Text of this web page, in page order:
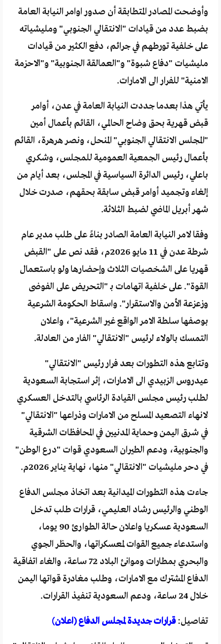
وأوضحت المصادر المتطابقة أن صدور اوامر النيابة العامة
بضبط عدد من قيادات "الانتقالي الجنوبي" ومليشياته
على خلفية تورطهم في جرائم، دفع الكثير من قيادات
مليشيات "دفاع شبوة" و"العمالقة الجنوبية" و"الاحزمة
الامنية" للفرار الى الامارات.
يأتي هذا بعدما جددت النيابة العامة في عدن، أوامر
قبض قهرية بحق وضاح الحالمي، القائم بأعمال أمين
"المجلس الانتقالي الجنوبي" المنحل، ونصر هرهرة، القائم
بأعمال رئيس الجمعية العمومية للمجلس، وشكري
باعلي، رئيس الدائرة السياسية في المجلس، بعد أيام من
إلغاء وتجميد أوامر قبض سابقة بحقهم، صدرت خلال
شهر أبريل الماضي لضبط الثلاثة.
وفقا لامر النيابة العامة الصادر بناءً على طلب مدير عام
شرطة عدن في 11 مايو 2026م، فقد نص على "القبض
قهريا على الشخصيات الثلاث وإحضارها ولو باستعمال
القوة". على خلفية اتهامات بـ "التحريض على الفوضى
وزعزعة الأمن والاستقرار". واسقاط الحكومة الشرعية
بوصفها سلطة الامر الواقع غير الشرعية"، واعلان
التمسك بالولاء لرئيس "الانتقالي" الفار من العادلة.
وتتابع هذه التطورات بعد فرار رئيس "الانتقالي"
عيدروس الزبيدي الى الامارات، إثر استجابة السعودية
لطلب رئيس مجلس القيادة الرئاسي بالتدخل العسكري
لانهاء التصعيد المسلح من الامارات وذراعها "الانتقالي"
في شرق اليمن وحماية المدنيين في المحافظات الشرقية
والجنوبية، ودعم الطيران السعودي قوات "درع الوطن"
في دحر مليشيات "الانتقالي" منها، نهاية يناير 2026م.
جاءت هذه التطورات الميدانية بعد اتخاذ مجلس الدفاع
الوطني والرئيس رشاد العليمي، قرارات طلب تدخل
السعودية عسكريا واعلان حالة الطوارئ 90 يوما،
واستدعاء جميع القوات لمعسكراتها، والحظر الجوي
والبحري بمطارات وموانئ البلاد 72 ساعة، والغاء اتفاقية
الدفاع المشترك مع الامارات، وطلب مغادرة قواتها اليمن
خلال 24 ساعة، ودعم السعودية تنفيذ القرارات.
تفاصيل:قرارات جديدة لمجلس الدفاع (اعلان)